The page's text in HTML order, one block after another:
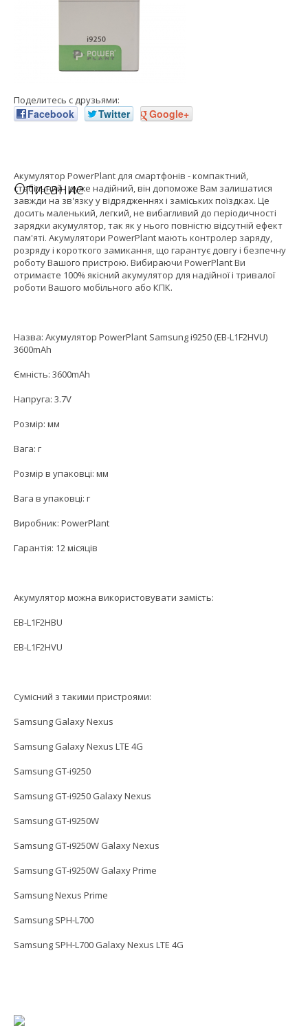
Поделитесь с друзьями:
Facebook Twitter Google+
Описание
Акумулятор PowerPlant для смартфонів - компактний,
стабільний і дуже надійний, він допоможе Вам залишатися
завжди на зв'язку у відрядженнях і заміських поїздках. Це
досить маленький, легкий, не вибагливий до періодичності
зарядки акумулятор, так як у нього повністю відсутній ефект
пам'яті. Акумулятори PowerPlant мають контролер заряду,
розряду і короткого замикання, що гарантує довгу і безпечну
роботу Вашого пристрою. Вибираючи PowerPlant Ви
отримаєте 100% якісний акумулятор для надійної і тривалої
роботи Вашого мобільного або КПК.
Назва: Акумулятор PowerPlant Samsung i9250 (EB-L1F2HVU)
3600mAh
Ємність: 3600mAh
Напруга: 3.7V
Розмір: мм
Вага: г
Розмір в упаковці: мм
Вага в упаковці: г
Виробник: PowerPlant
Гарантія: 12 місяців
Акумулятор можна використовувати замість:
EB-L1F2HBU
EB-L1F2HVU
Сумісний з такими пристроями:
Samsung Galaxy Nexus
Samsung Galaxy Nexus LTE 4G
Samsung GT-i9250
Samsung GT-i9250 Galaxy Nexus
Samsung GT-i9250W
Samsung GT-i9250W Galaxy Nexus
Samsung GT-i9250W Galaxy Prime
Samsung Nexus Prime
Samsung SPH-L700
Samsung SPH-L700 Galaxy Nexus LTE 4G